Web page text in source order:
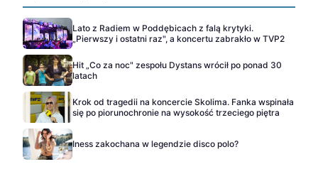
Lato z Radiem w Poddębicach z falą krytyki.
„Pierwszy i ostatni raz", a koncertu zabrakło w TVP2
Hit „Co za noc" zespołu Dystans wrócił po ponad 30
latach
Krok od tragedii na koncercie Skolima. Fanka wspinała
się po piorunochronie na wysokość trzeciego piętra
Iness zakochana w legendzie disco polo?